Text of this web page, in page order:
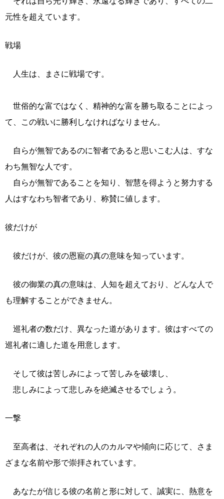
元性を超えています。
戦場
人生は、まさに戦場です。
世俗的な富ではなく、精神的な富を勝ち取ることによっ
て、この戦いに勝利しなければなりません。
自らが無智であるのに智者であると思いこむ人は、すな
わち無智な人です。
自らが無智であることを知り、智慧を得ようと努力する
人はすなわち智者であり、称賛に値します。
彼だけが
彼だけが、彼の恩寵の真の意味を知っています。
彼の御業の真の意味は、人知を超えており、どんな人で
も理解することができません。
巡礼者の数だけ、異なった道があります。彼はすべての
巡礼者に適した道を用意します。
そして彼は苦しみによって苦しみを破壊し、
悲しみによって悲しみを絶滅させるでしょう。
一撃
至高者は、それぞれの人のカルマや傾向に応じて、さま
ざまな名前や形で崇拝されています。
あなたが信じる彼の名前と形に対して、誠実に、熱意を